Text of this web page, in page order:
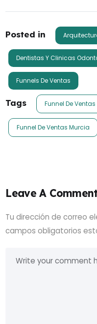
Posted in
Dentistas Y Clinicas
Funnels De Ventas
Tags Funnel De Ventas
Funnel De Ventas Murcia
Leave A
Tu dirección de correo
campos obligatorios